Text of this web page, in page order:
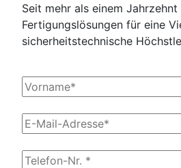
Seit mehr als einem
Fertigungslösungen für eine
sicherheitstechnische